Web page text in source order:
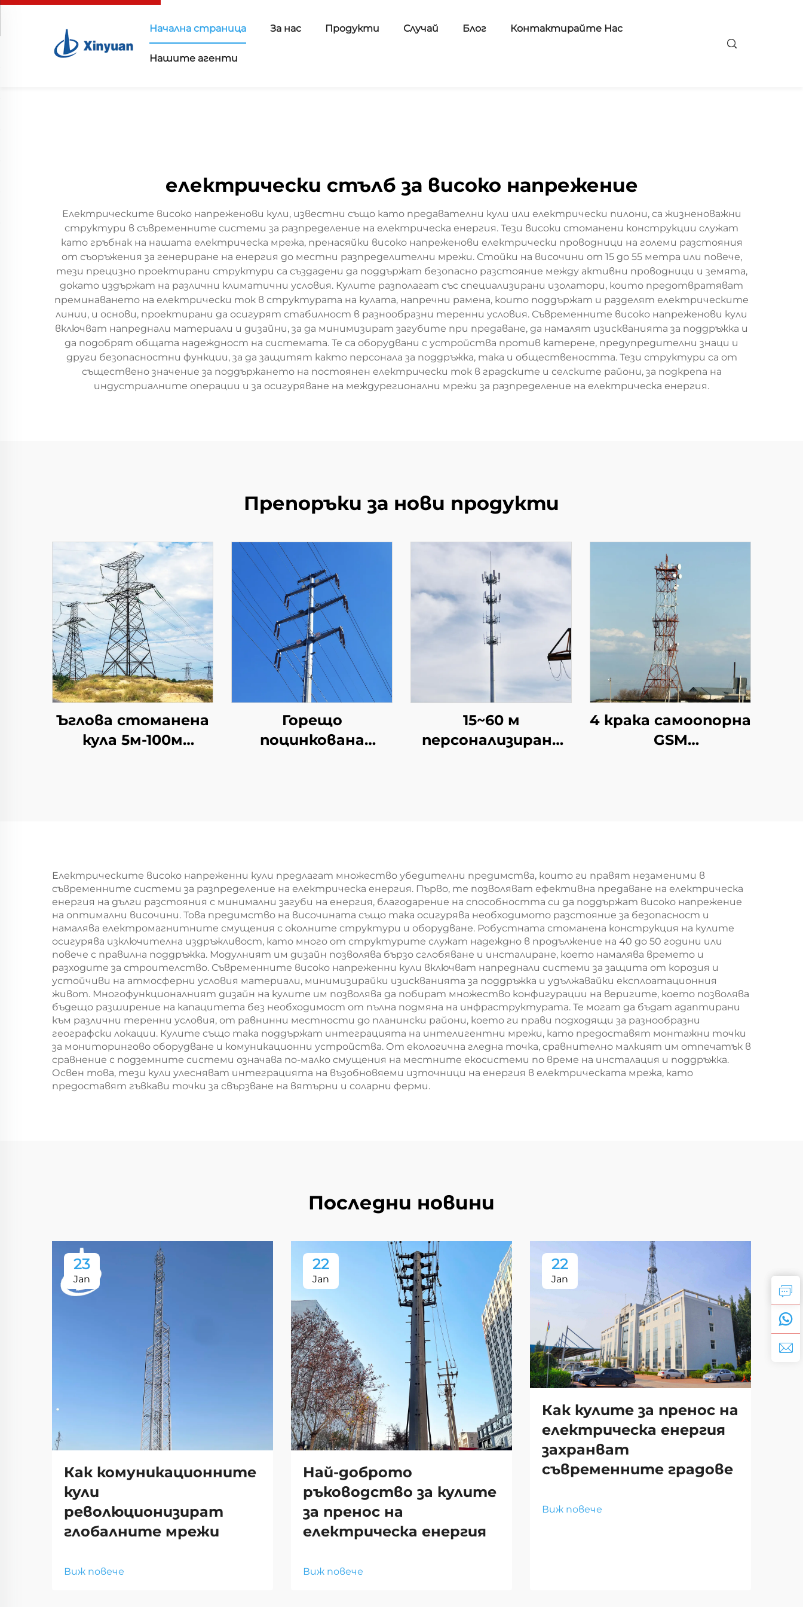
Начална страница За нас Продукти Случай Блог Контактирайте Нас
Нашите агенти
електрически стълб за високо напрежение
Електрическите високо напреженови кули, известни също като предавателни кули или електрически пилони, са жизненоважни
структури в съвременните системи за разпределение на електрическа енергия. Тези високи стоманени конструкции служат
като гръбнак на нашата електрическа мрежа, пренасяйки високо напреженови електрически проводници на големи разстояния
от съоръжения за генериране на енергия до местни разпределителни мрежи. Стойки на височини от 15 до 55 метра или повече,
тези прецизно проектирани структури са създадени да поддържат безопасно разстояние между активни проводници и земята,
докато издържат на различни климатични условия. Кулите разполагат със специализирани изолатори, които предотвратяват
преминаването на електрически ток в структурата на кулата, напречни рамена, които поддържат и разделят електрическите
линии, и основи, проектирани да осигурят стабилност в разнообразни теренни условия. Съвременните високо напреженови кули
включват напреднали материали и дизайни, за да минимизират загубите при предаване, да намалят изискванията за поддръжка и
да подобрят общата надеждност на системата. Те са оборудвани с устройства против катерене, предупредителни знаци и
други безопасностни функции, за да защитят както персонала за поддръжка, така и обществеността. Тези структури са от
съществено значение за поддържането на постоянен електрически ток в градските и селските райони, за подкрепа на
индустриалните операции и за осигуряване на междурегионални мрежи за разпределение на електрическа енергия.
Препоръки за нови продукти
Ъглова стоманена
кула 5м-100м
Горещо
поцинкована
15~60 м
персонализирана
4 крака самоопорна
GSM
Електрическите високо напреженни кули предлагат множество убедителни предимства, които ги правят незаменими в
съвременните системи за разпределение на електрическа енергия. Първо, те позволяват ефективна предаване на електрическа
енергия на дълги разстояния с минимални загуби на енергия, благодарение на способността си да поддържат високо напрежение
на оптимални височини. Това предимство на височината също така осигурява необходимото разстояние за безопасност и
намалява електромагнитните смущения с околните структури и оборудване. Робустната стоманена конструкция на кулите
осигурява изключителна издръжливост, като много от структурите служат надеждно в продължение на 40 до 50 години или
повече с правилна поддръжка. Модулният им дизайн позволява бързо сглобяване и инсталиране, което намалява времето и
разходите за строителство. Съвременните високо напреженни кули включват напреднали системи за защита от корозия и
устойчиви на атмосферни условия материали, минимизирайки изискванията за поддръжка и удължавайки експлоатационния
живот. Многофункционалният дизайн на кулите им позволява да побират множество конфигурации на веригите, което позволява
бъдещо разширение на капацитета без необходимост от пълна подмяна на инфраструктурата. Те могат да бъдат адаптирани
към различни теренни условия, от равнинни местности до планински райони, което ги прави подходящи за разнообразни
географски локации. Кулите също така поддържат интеграцията на интелигентни мрежи, като предоставят монтажни точки
за мониторингово оборудване и комуникационни устройства. От екологична гледна точка, сравнително малкият им отпечатък в
сравнение с подземните системи означава по-малко смущения на местните екосистеми по време на инсталация и поддръжка.
Освен това, тези кули улесняват интеграцията на възобновяеми източници на енергия в електрическата мрежа, като
предоставят гъвкави точки за свързване на вятърни и соларни ферми.
Последни новини
23
Jan
Как комуникационните
кули
революционизират
глобалните мрежи
Виж повече
22
Jan
Най-доброто
ръководство за кулите
за пренос на
електрическа енергия
Виж повече
22
Jan
Как кулите за пренос на
електрическа енергия
захранват
съвременните градове
Виж повече